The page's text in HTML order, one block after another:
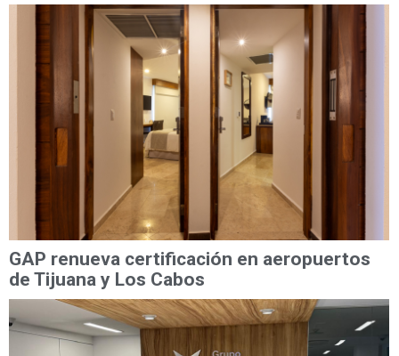
GAP renueva certificación en aeropuertos
de Tijuana y Los Cabos